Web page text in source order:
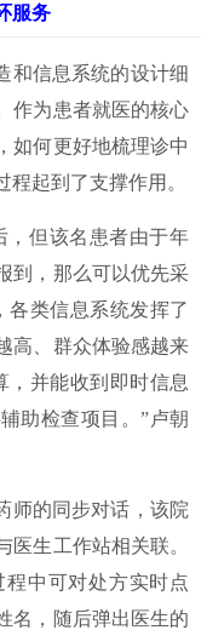
服务
和信息系统的设计细
作为患者就医的核心
如何更好地梳理诊中
起到了支撑作用。
，但该名患者由于年
到，那么可以优先采
各类信息系统发挥了
高、群众体验感越来
，并能收到即时信息
助检查项目。”卢朝
师的同步对话，该院
生工作站相关联。
中可对处方实时点
名，随后弹出医生的